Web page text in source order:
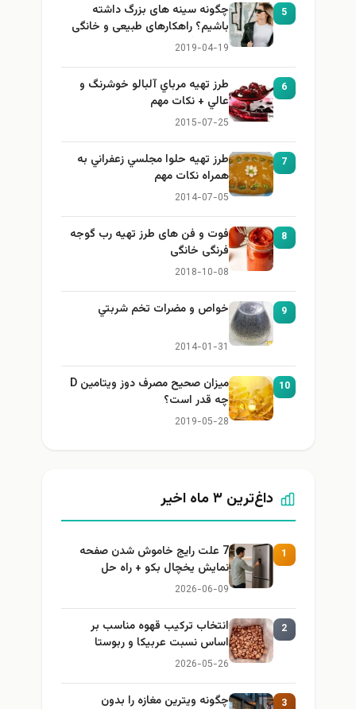
5
چگونه سینه های بزرگ داشته
باشیم؟ راهکارهای طبیعی و خانگی
برای بزرگ کردن سینه
2019-04-19
6
طرز تهيه مرباي آلبالو خوشرنگ و
عالي + نكات مهم
2015-07-25
7
طرز تهيه حلوا مجلسي زعفراني به
همراه نكات مهم
2014-07-05
8
فوت و فن های طرز تهیه رب گوجه
فرنگی خانگی
2018-10-08
9 خواص و مضرات تخم شربتي
2014-01-31
10
میزان صحیح مصرف دوز ویتامین D
چه قدر است؟
2019-05-28
داغ‌ترین ۳ ماه اخیر
1
7 علت رایج خاموش شدن صفحه
نمایش یخچال بکو + راه حل
2026-06-09
2
انتخاب ترکیب قهوه مناسب بر
اساس نسبت عربیکا و ربوستا
2026-05-26
3
چگونه ویترین مغازه را بدون